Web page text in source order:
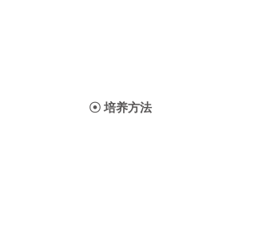
☉ 培养方法